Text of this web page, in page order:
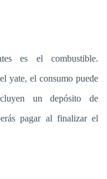
es el combustible.
yate, el consumo puede
un depósito de
pagar al finalizar el